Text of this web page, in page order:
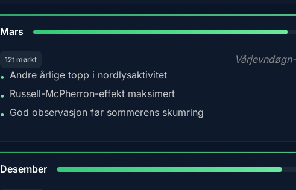
Mars
12t mørkt
• Andre årlige topp i nordlysaktivitet
• Russell-McPherron-effekt maksimert
• God observasjon før sommerens skumring
Desember